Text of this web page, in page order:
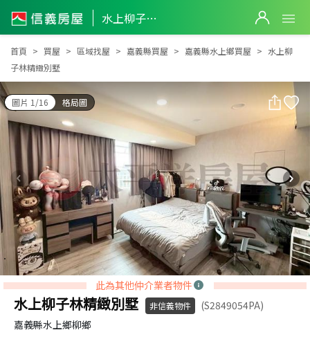
水上柳子林精緻別墅
水上柳子林精緻別墅
首頁 買屋 區域找屋 嘉義縣買屋 嘉義縣水上鄉買屋
水上柳
子林精緻別墅
圖片 1/16 格局圖
此為其他仲介業者物件
水上柳子林精緻別墅 非信義物件
(S2849054PA)
嘉義縣水上鄉柳鄉